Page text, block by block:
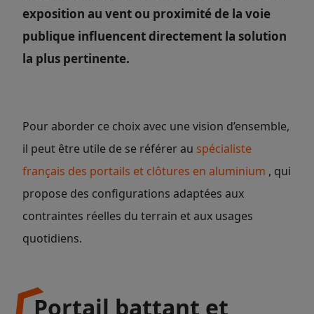
exposition au vent ou proximité de la voie
publique influencent directement la solution
la plus pertinente.
Pour aborder ce choix avec une vision d’ensemble,
il peut être utile de se référer au spécialiste
français des portails et clôtures en aluminium , qui
propose des configurations adaptées aux
contraintes réelles du terrain et aux usages
quotidiens.
Portail battant et